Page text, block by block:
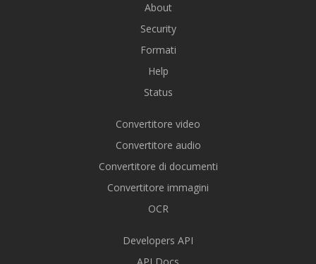
About
Security
Formati
Help
Status
Convertitore video
Convertitore audio
Convertitore di documenti
Convertitore immagini
OCR
Developers API